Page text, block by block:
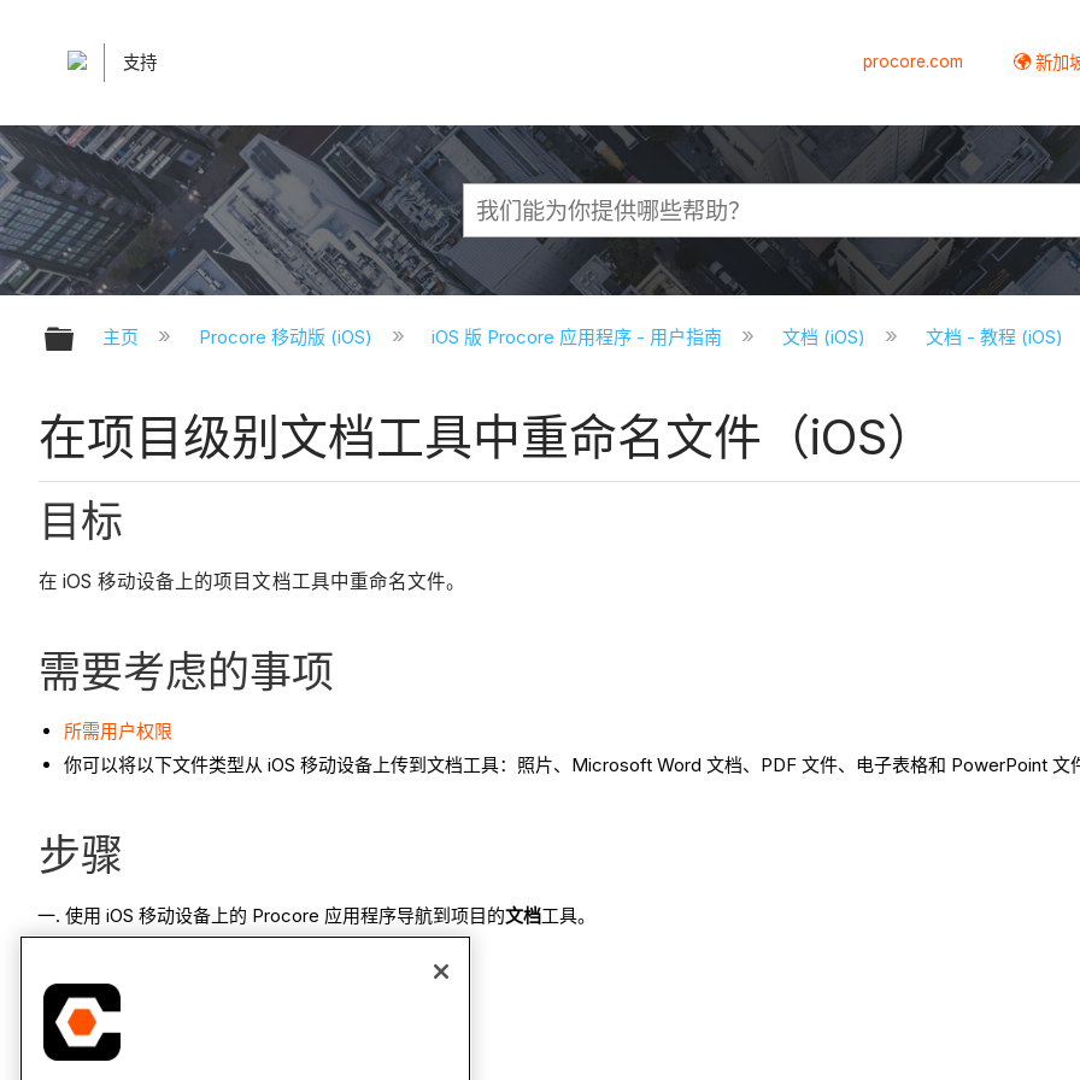
支持 procore.com 新加
扩展/隐缩全局层次
主页 Procore 移动版 (iOS) iOS 版 Procore 应用程序 - 用户指南 文档 (iOS) 文档 - 教程 (iOS)
在项目级别文档工具中重命名文件（iOS）
目标
在 iOS 移动设备上的项目文档工具中重命名文件。
需要考虑的事项
所需用户权限
你可以将以下文件类型从 iOS 移动设备上传到文档工具：照片、Microsoft Word 文档、PDF 文件、电子表格和 PowerPoint 文
步骤
使用 iOS 移动设备上的 Procore 应用程序导航到项目的文档工具。
点击水平省略号
点击编辑。
编辑文件名并点击